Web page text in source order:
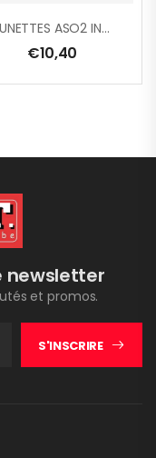
LUNETTES ASO2 INCOLORE
€10,40
newsletter
et promos.
S'INSCRIRE